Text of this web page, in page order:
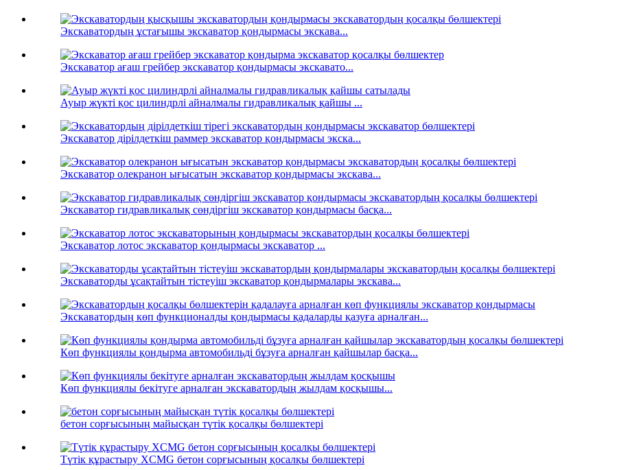
Экскаватордың ұстағышы экскаватор қондырмасы экскава...
Экскаватор ағаш грейбер экскаватор қондырмасы экскавато...
Ауыр жүкті қос цилиндрлі айналмалы гидравликалық қайшы ...
Экскаватор дірілдеткіш раммер экскаватор қондырмасы экска...
Экскаватор олекранон ығысатын экскаватор қондырмасы экскава...
Экскаватор гидравликалық сөндіргіш экскаватор қондырмасы басқа...
Экскаватор лотос экскаватор қондырмасы экскаватор ...
Экскаваторды ұсақтайтын тістеуіш экскаватор қондырмалары экскава...
Экскаватордың көп функционалды қондырмасы қадаларды қазуға арналған...
Көп функциялы қондырма автомобильді бұзуға арналған қайшылар басқа...
Көп функциялы бекітуге арналған экскаватордың жылдам қосқышы...
бетон сорғысының майысқан түтік қосалқы бөлшектері
Түтік құрастыру XCMG бетон сорғысының қосалқы бөлшектері